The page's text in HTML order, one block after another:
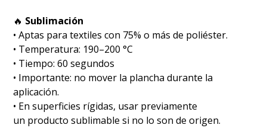
🔥 Sublimación
•⁠ ⁠Aptas para textiles con 75% o más de poliéster.
•⁠ ⁠Temperatura: 190–200 °C
•⁠ ⁠Tiempo: 60 segundos
•⁠ ⁠Importante: no mover la plancha durante la
aplicación.
•⁠ ⁠En superficies rígidas, usar previamente
un producto sublimable si no lo son de origen.